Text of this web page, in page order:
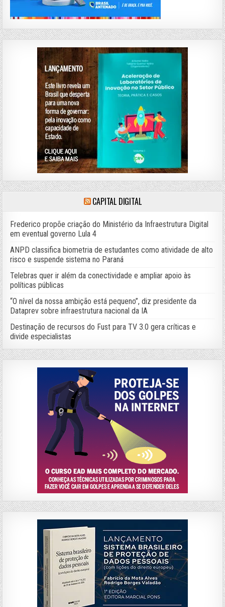
CAPITAL DIGITAL
Frederico propõe criação do Ministério da Infraestrutura Digital
em eventual governo Lula 4
ANPD classifica biometria de estudantes como atividade de alto
risco e suspende sistema no Paraná
Telebras quer ir além da conectividade e ampliar apoio às
políticas públicas
“O nível da nossa ambição está pequeno”, diz presidente da
Dataprev sobre infraestrutura nacional da IA
Destinação de recursos do Fust para TV 3.0 gera críticas e
divide especialistas